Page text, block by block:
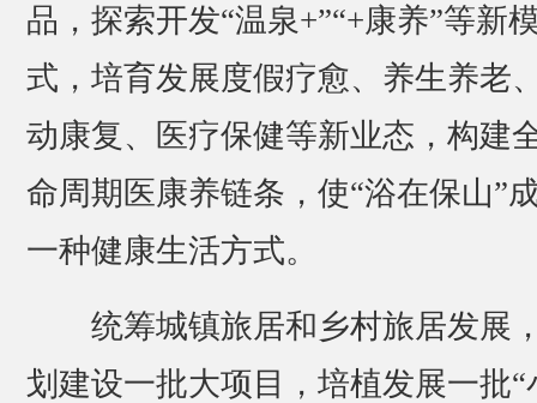
品，探索开发“温泉+”“+康养”等新
式，培育发展度假疗愈、养生养老
动康复、医疗保健等新业态，构建
命周期医康养链条，使“浴在保山”
一种健康生活方式。
统筹城镇旅居和乡村旅居发展
划建设一批大项目，培植发展一批“